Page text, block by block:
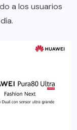
a los usuarios